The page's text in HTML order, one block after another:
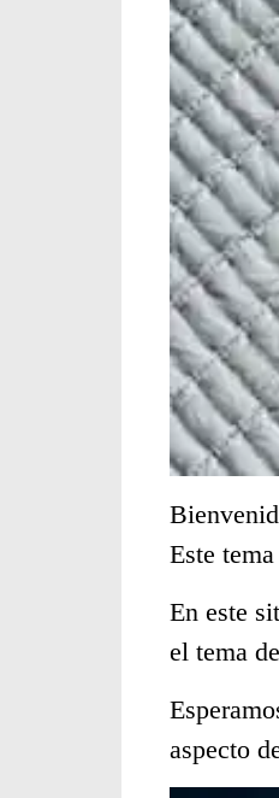
Este
En este
el tema de
aspecto